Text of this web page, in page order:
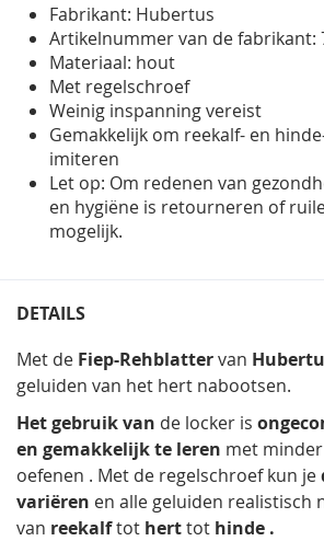
Fabrikant: Hubertus
Artikelnummer van de fabrikant:
Materiaal: hout
Met regelschroef
Weinig inspanning vereist
Gemakkelijk om reekalf- en
imiteren
Let op: Om redenen van
en hygiëne is retourneren of
mogelijk.
DETAILS
Met de Fiep-Rehblattervan
geluiden van het hert nabootsen.
Het gebruik van de locker is
en gemakkelijk te leren met
oefenen . Met de regelschroef kun je
variëren en alle geluiden realistisch
van reekalftot herttot hinde .